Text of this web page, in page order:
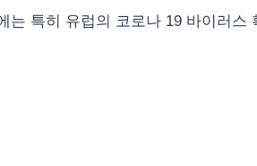
특히 유럽의 코로나 19 바이러스